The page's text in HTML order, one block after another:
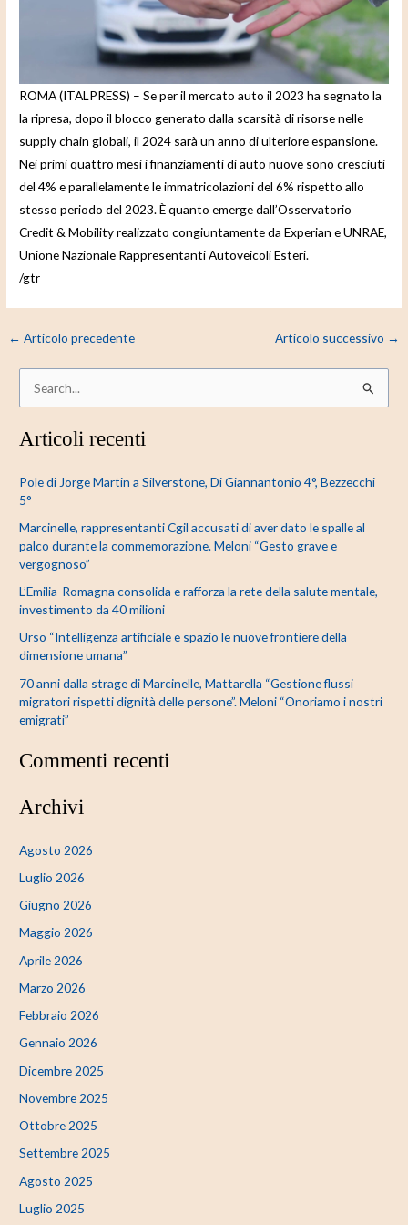
e
o
ROMA (ITALPRESS) – Se per il mercato auto il 2023 ha segnato la
la ripresa, dopo il blocco generato dalla scarsità di risorse nelle
supply chain globali, il 2024 sarà un anno di ulteriore espansione.
Nei primi quattro mesi i finanziamenti di auto nuove sono cresciuti
del 4% e parallelamente le immatricolazioni del 6% rispetto allo
stesso periodo del 2023. È quanto emerge dall’Osservatorio
Credit & Mobility realizzato congiuntamente da Experian e UNRAE,
Unione Nazionale Rappresentanti Autoveicoli Esteri.
/gtr
← Articolo precedente Articolo successivo →
r
a
Articoli recenti
Pole di Jorge Martin a Silverstone, Di Giannantonio 4°, Bezzecchi
5°
Marcinelle, rappresentanti Cgil accusati di aver dato le spalle al
palco durante la commemorazione. Meloni “Gesto grave e
vergognoso”
L’Emilia-Romagna consolida e rafforza la rete della salute mentale,
investimento da 40 milioni
Urso “Intelligenza artificiale e spazio le nuove frontiere della
dimensione umana”
70 anni dalla strage di Marcinelle, Mattarella “Gestione flussi
migratori rispetti dignità delle persone”. Meloni “Onoriamo i nostri
emigrati”
Commenti recenti
Archivi
Agosto 2026
Luglio 2026
Giugno 2026
Maggio 2026
Aprile 2026
Marzo 2026
Febbraio 2026
Gennaio 2026
Dicembre 2025
Novembre 2025
Ottobre 2025
Settembre 2025
Agosto 2025
Luglio 2025